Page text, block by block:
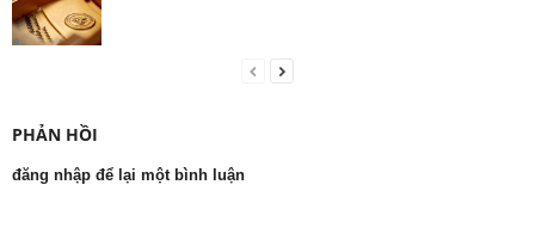
PHẢN HỒI
đăng nhập để lại một bình luận